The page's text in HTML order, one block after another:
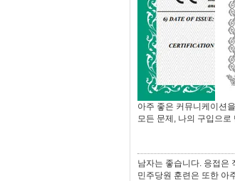
아주 좋은 커뮤니케이션
모든 문제, 나의 구입으로
남자는 좋습니다. 응접은
민주당원 훈련은 또한 아